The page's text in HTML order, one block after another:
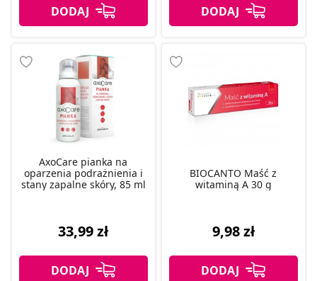
AxoCare pianka na
oparzenia podrażnienia i
stany zapalne skóry, 85 ml
33,99 zł
BIOCANTO Maść z
witaminą A 30 g
9,98 zł